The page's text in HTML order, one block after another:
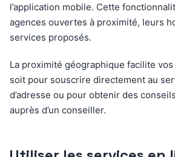
l’application mobile. Cette
agences ouvertes à proximité, leurs
services proposés.
La proximité géographique facilite
soit pour souscrire directement au
d’adresse ou pour obtenir des
auprès d’un conseiller.